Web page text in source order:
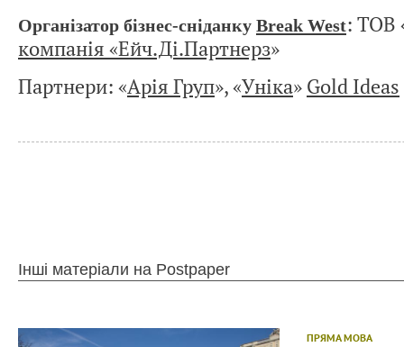
Організатор бізнес-сніданку Break West: ТОВ
компанія «Ейч.Ді.Партнерз»
Партнери: «Арія Груп», «Уніка» Gold Ideas
Інші матеріали на Postpaper
ПРЯМА МОВА